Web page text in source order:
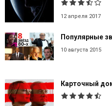
12 апреля 2017
Популярные
10 августа 2015
Карточный